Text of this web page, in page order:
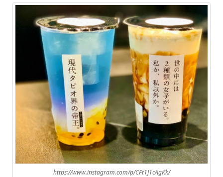
https://www.instagram.com/p/CFt1J1cAgKk/